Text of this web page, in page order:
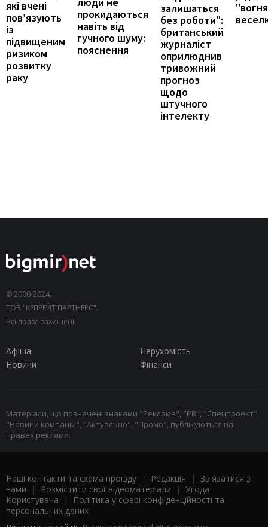
які вчені
пов’язують
із
підвищеним
ризиком
розвитку
раку
прокидаються
навіть від
гучного шуму:
пояснення
залишаться
без роботи":
британський
журналіст
оприлюднив
тривожний
прогноз
щодо
штучного
інтелекту
© 2000-2024,
ТОВ "КЕПРЕЙТ ПАРТНЕРС".
Всі права захищені.
Афіша
Нерухомість
Новини
Фінанси
Матеріали, що позначені знаками "Реклама", "PR", "Спецпроект",
"Новини компаній", "Актуально", "Промо", публікуються на
правах реклами.
Наші контакти та схема проїзду | Редакція | Зв'язатися з
нами | Розмістити свої відеоматеріали | Угода
Користувача |
Політика у сфері конфіденційності та
персональних даних